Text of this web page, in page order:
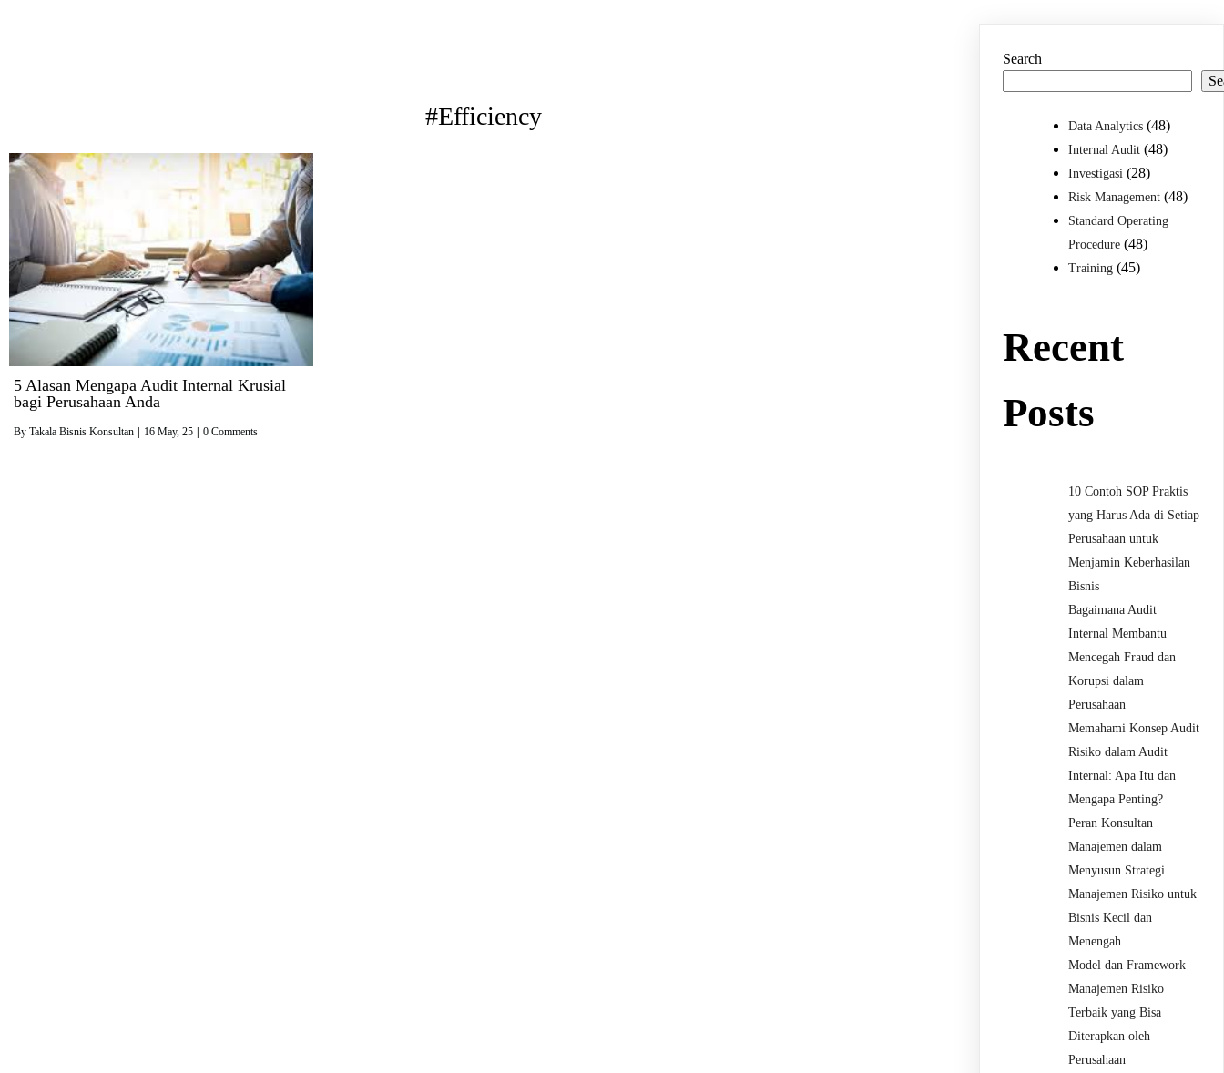
#Efficiency
5 Alasan Mengapa Audit Internal Krusial
bagi Perusahaan Anda
By Takala Bisnis Konsultan 16 May, 25 0 Comments
Search
Data Analytics (48)
Internal Audit (48)
Investigasi (28)
Risk Management (48)
Standard Operating
Procedure (48)
Training (45)
Recent
Posts
10 Contoh SOP Praktis
yang Harus Ada di Setiap
Perusahaan untuk
Menjamin Keberhasilan
Bisnis
Bagaimana Audit
Internal Membantu
Mencegah Fraud dan
Korupsi dalam
Perusahaan
Memahami Konsep Audit
Risiko dalam Audit
Internal: Apa Itu dan
Mengapa Penting?
Peran Konsultan
Manajemen dalam
Menyusun Strategi
Manajemen Risiko untuk
Bisnis Kecil dan
Menengah
Model dan Framework
Manajemen Risiko
Terbaik yang Bisa
Diterapkan oleh
Perusahaan